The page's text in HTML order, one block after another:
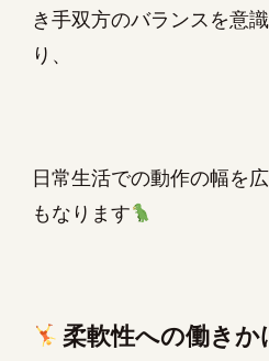
き手双方のバランスを意
り、
日常生活での動作の幅を
もなります
柔軟性への働きか